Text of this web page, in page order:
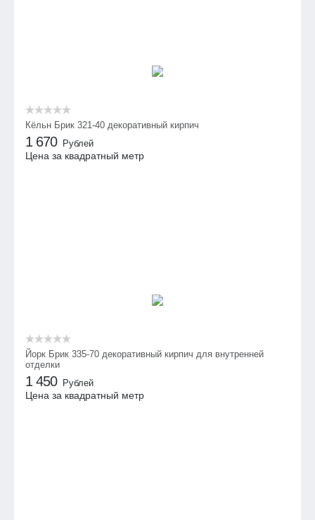
Кёльн Брик 321-40 декоративный кирпич
1 670 Рублей
Цена за квадратный метр
Йорк Брик 335-70 декоративный кирпич для внутренней
отделки
1 450 Рублей
Цена за квадратный метр